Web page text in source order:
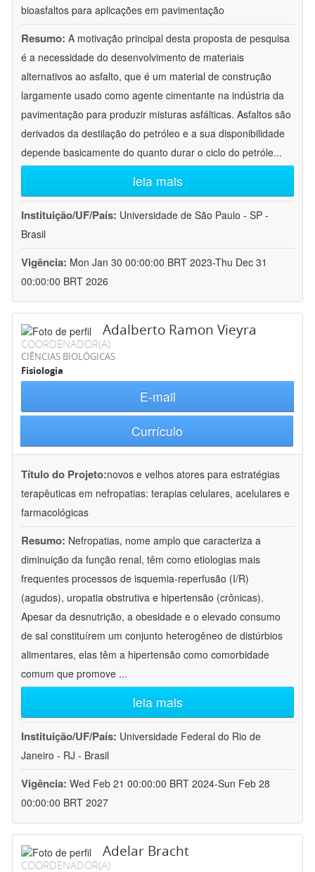
bioasfaltos para aplicações em pavimentação
Resumo: A motivação principal desta proposta de pesquisa
é a necessidade do desenvolvimento de materiais
alternativos ao asfalto, que é um material de construção
largamente usado como agente cimentante na indústria da
pavimentação para produzir misturas asfálticas. Asfaltos são
derivados da destilação do petróleo e a sua disponibilidade
depende basicamente do quanto durar o ciclo do petróle...
leia mais
Instituição/UF/País: Universidade de São Paulo - SP -
Brasil
Vigência: Mon Jan 30 00:00:00 BRT 2023-Thu Dec 31
00:00:00 BRT 2026
Adalberto Ramon Vieyra
COORDENADOR(A)
CIÊNCIAS BIOLÓGICAS
Fisiologia
E-mail
Currículo
Título do Projeto:novos e velhos atores para estratégias
terapêuticas em nefropatias: terapias celulares, acelulares e
farmacológicas
Resumo: Nefropatias, nome amplo que caracteriza a
diminuição da função renal, têm como etiologias mais
frequentes processos de isquemia-reperfusão (I/R)
(agudos), uropatia obstrutiva e hipertensão (crônicas).
Apesar da desnutrição, a obesidade e o elevado consumo
de sal constituírem um conjunto heterogêneo de distúrbios
alimentares, elas têm a hipertensão como comorbidade
comum que promove ...
leia mais
Instituição/UF/País: Universidade Federal do Rio de
Janeiro - RJ - Brasil
Vigência: Wed Feb 21 00:00:00 BRT 2024-Sun Feb 28
00:00:00 BRT 2027
Adelar Bracht
COORDENADOR(A)